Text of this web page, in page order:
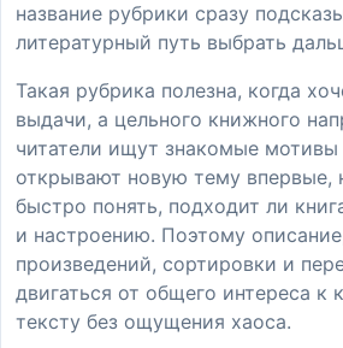
название рубрики сразу
литературный путь выбрать
Такая рубрика полезна, когда
выдачи, а цельного книжного
читатели ищут знакомые мотивы
открывают новую тему впервые,
быстро понять, подходит ли
и настроению. Поэтому
произведений, сортировки и
двигаться от общего интереса к
тексту без ощущения хаоса.